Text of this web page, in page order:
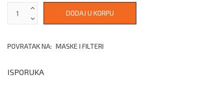
POVRATAK NA: MASKE I FILTERI
ISPORUKA